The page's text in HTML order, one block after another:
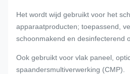
4 7008
Microfiber-
Wisser
Het wordt wijd gebruikt voor het
apparaatproducten; toepassend,
schoonmakend en desinfecterend
Ook gebruikt voor vlak paneel,
spaandersmultiverwerking (CMP).